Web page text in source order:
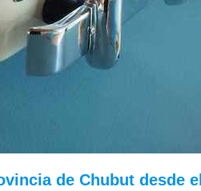
de Chubut desde el